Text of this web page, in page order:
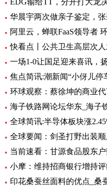
阿里云，蝉联FaaS领导者
快看点丨公共卫生高层次
环球观察：蔡徐坤的商业
海子铁路网论坛华东_海子
全球简讯:半导体板块涨
全球要闻：剑圣打野出装
小摩：维持招商银行增持
印花桑蚕丝面料的优点_桑